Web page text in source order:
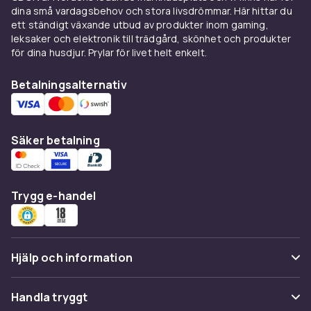
dina små vardagsbehov och stora livsdrömmar. Här hittar du
ett ständigt växande utbud av produkter inom gaming,
leksaker och elektronik till trädgård, skönhet och produkter
för dina husdjur. Prylar för livet helt enkelt.
Betalningsalternativ
Säker betalning
Trygg e-handel
Hjälp och information
Vanliga frågor
Handla tryggt